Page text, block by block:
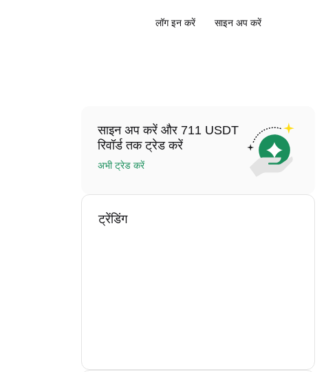
लॉग इन करें साइन अप करें
साइन अप करें और 711 USDT
रिवॉर्ड तक ट्रेड करें
अभी ट्रेड करें
ट्रेंडिंग